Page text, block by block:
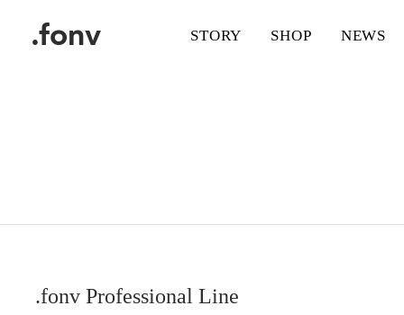
.fonv STORY SHOP NEWS
.fonv Professional Line